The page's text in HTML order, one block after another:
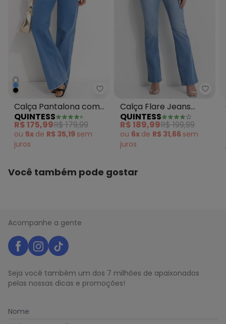
Quintess - Calça Pantalona
Calça Pantalona com
Bolsos Jeans Claro
QUINTESS
R$ 175,99R$ 179,99
ou 5x de R$ 35,19 sem
juros
Calça Flare Jeans
Claro em Jeans
QUINTESS
R$ 189,99R$ 199,99
ou 6x de R$ 31,66 sem
juros
Você também pode gostar
Acompanhe a gente
Seja você também um dos 7 milhões de apaixonados
pelas nossas dicas e promoções!
Nome